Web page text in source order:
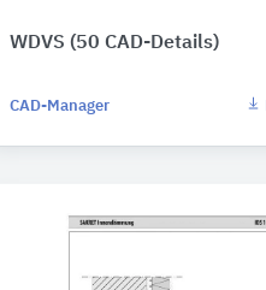
WDVS (50 CAD-Details)
CAD-Manager